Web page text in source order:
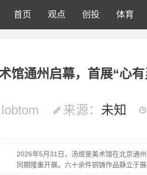
首页 观点 创投 体育
馆通州启幕，首展“心
来源： 未知
2026年5月31日，汤煜旻美术馆在北京通
同期隆重开展。六十余件铜铸作品静立于